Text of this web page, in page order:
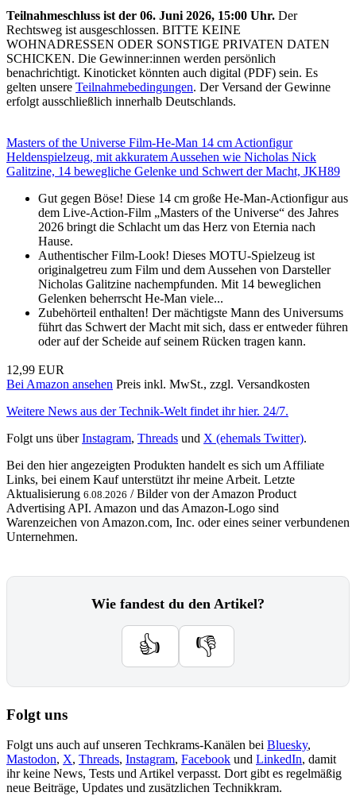
Teilnahmeschluss ist der 06. Juni 2026, 15:00 Uhr. Der
Rechtsweg ist ausgeschlossen. BITTE KEINE
WOHNADRESSEN ODER SONSTIGE PRIVATEN DATEN
SCHICKEN. Die Gewinner:innen werden persönlich
benachrichtigt. Kinoticket könnten auch digital (PDF) sein. Es
gelten unsere Teilnahmebedingungen. Der Versand der Gewinne
erfolgt ausschließlich innerhalb Deutschlands.
Masters of the Universe Film-He-Man 14 cm Actionfigur
Heldenspielzeug, mit akkuratem Aussehen wie Nicholas Nick
Galitzine, 14 bewegliche Gelenke und Schwert der Macht, JKH89
Gut gegen Böse! Diese 14 cm große He-Man-Actionfigur aus
dem Live-Action-Film „Masters of the Universe“ des Jahres
2026 bringt die Schlacht um das Herz von Eternia nach
Hause.
Authentischer Film-Look! Dieses MOTU-Spielzeug ist
originalgetreu zum Film und dem Aussehen von Darsteller
Nicholas Galitzine nachempfunden. Mit 14 beweglichen
Gelenken beherrscht He-Man viele...
Zubehörteil enthalten! Der mächtigste Mann des Universums
führt das Schwert der Macht mit sich, dass er entweder führen
oder auf der Scheide auf seinem Rücken tragen kann.
12,99 EUR
Bei Amazon ansehen Preis inkl. MwSt., zzgl. Versandkosten
Weitere News aus der Technik-Welt findet ihr hier. 24/7.
Folgt uns überInstagram, Threads und X (ehemals Twitter).
Bei den hier angezeigten Produkten handelt es sich um Affiliate
Links, bei einem Kauf unterstützt ihr meine Arbeit. Letzte
Aktualisierung 6.08.2026 / Bilder von der Amazon Product
Advertising API. Amazon und das Amazon-Logo sind
Warenzeichen von Amazon.com, Inc. oder eines seiner verbundenen
Unternehmen.
Wie fandest du den Artikel?
👍 👎
Folgt uns
Folgt uns auch auf unseren Techkrams-Kanälen bei Bluesky,
Mastodon, X, Threads, Instagram, Facebook und LinkedIn, damit
ihr keine News, Tests und Artikel verpasst. Dort gibt es regelmäßig
neue Beiträge, Updates und zusätzlichen Technikkram.